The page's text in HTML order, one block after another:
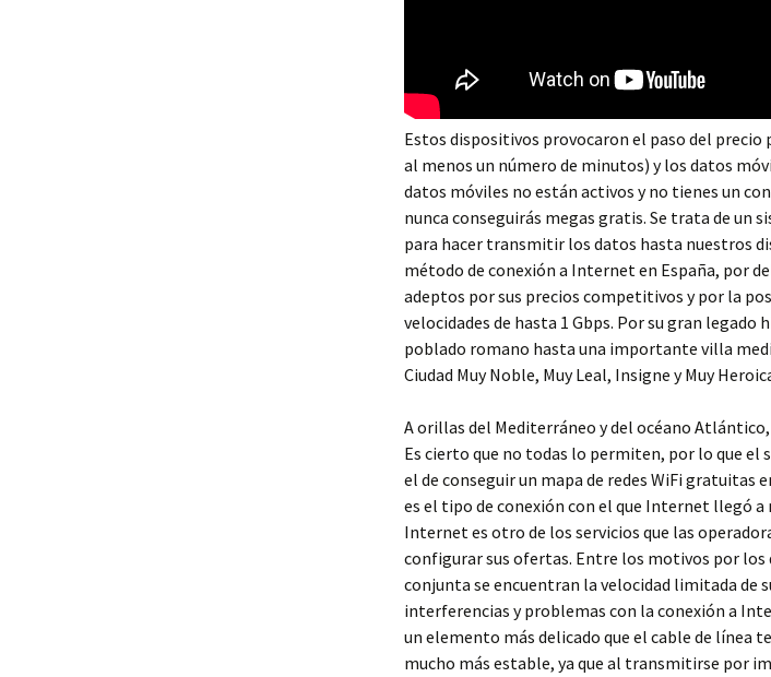
Estos dispositivos provocaron el paso del
al menos un número de minutos) y los datos
datos móviles no están activos y no tienes un
nunca conseguirás megas gratis. Se trata de un
para hacer transmitir los datos hasta nuestros
método de conexión a Internet en España, por
adeptos por sus precios competitivos y por la
velocidades de hasta 1 Gbps. Por su gran legado
poblado romano hasta una importante villa
Ciudad Muy Noble, Muy Leal, Insigne y Muy
A orillas del Mediterráneo y del océano
Es cierto que no todas lo permiten, por lo que el
el de conseguir un mapa de redes WiFi gratuitas
es el tipo de conexión con el que Internet llegó a
Internet es otro de los servicios que las
configurar sus ofertas. Entre los motivos por los
conjunta se encuentran la velocidad limitada de
interferencias y problemas con la conexión a
un elemento más delicado que el cable de línea
mucho más estable, ya que al transmitirse por